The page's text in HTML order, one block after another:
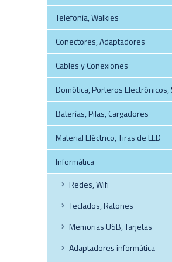
Telefonía, Walkies
Conectores, Adaptadores
Cables y Conexiones
Domótica, Porteros Electrónicos,
Baterías, Pilas, Cargadores
Material Eléctrico, Tiras de LED
Informática
Redes, Wifi
Teclados, Ratones
Memorias USB, Tarjetas
Adaptadores informática